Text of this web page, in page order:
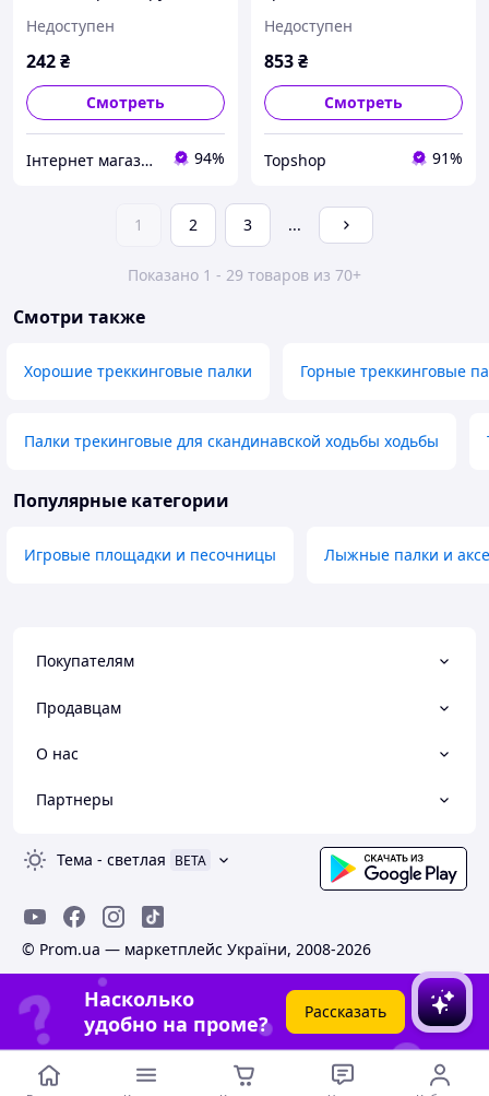
палка / Трость для
скандинавской ходьбы
Недоступен
242₴
Смотреть
Інтернет магазин Сенс 94%
Недоступен
853₴
Смотреть
Topshop 91%
1 2 3 ...
Показано 1 - 29 товаров из 70+
Смотри также
Хорошие треккинговые палки Горные треккинговые
Палки трекинговые для скандинавской ходьбы ходьбы
Популярные категории
Игровые площадки и песочницы Лыжные палки и
Покупателям
Продавцам
О нас
Партнеры
Тема - светлая BETA
© Prom.ua — маркетплейс України, 2008-2026
Насколько
удобно на проме?
Рассказать